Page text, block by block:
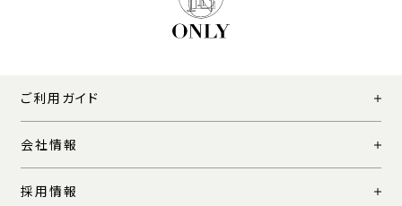
ご利用ガイド
会社情報
採用情報